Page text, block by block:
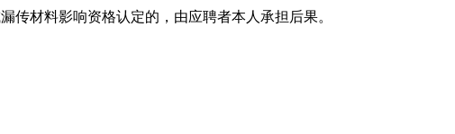
传材料影响资格认定的，由应聘者本人承担后果。